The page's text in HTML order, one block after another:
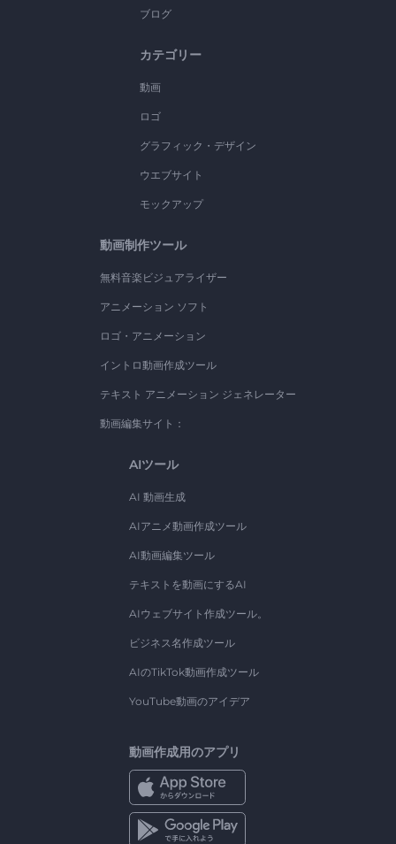
ブログ
カテゴリー
動画
ロゴ
グラフィック・デザイン
ウエブサイト
モックアップ
動画制作ツール
無料音楽ビジュアライザー
アニメーション ソフト
ロゴ・アニメーション
イントロ動画作成ツール
テキスト アニメーション ジェネレーター
動画編集サイト：
AIツール
AI 動画生成
AIアニメ動画作成ツール
AI動画編集ツール
テキストを動画にするAI
AIウェブサイト作成ツール。
ビジネス名作成ツール
AIのTikTok動画作成ツール
YouTube動画のアイデア
動画作成用のアプリ